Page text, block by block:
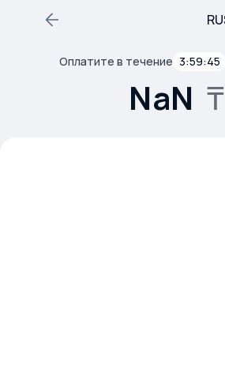
Заказ№
Оплатите в течение 3:59:45
NaN ₸